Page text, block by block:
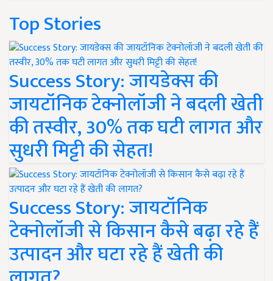
Top Stories
Success Story: जायडेक्स की
जायटॉनिक टेक्नोलॉजी ने बदली खेती
की तस्वीर, 30% तक घटी लागत और
सुधरी मिट्टी की सेहत!
Success Story: जायटॉनिक
टेक्नोलॉजी से किसान कैसे बढ़ा रहे हैं
उत्पादन और घटा रहे हैं खेती की